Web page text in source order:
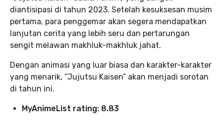
diantisipasi di tahun 2023. Setelah kesuksesan musim
pertama, para penggemar akan segera mendapatkan
lanjutan cerita yang lebih seru dan pertarungan
sengit melawan makhluk-makhluk jahat.
Dengan animasi yang luar biasa dan karakter-karakter
yang menarik, “Jujutsu Kaisen” akan menjadi sorotan
di tahun ini.
MyAnimeList rating: 8.83